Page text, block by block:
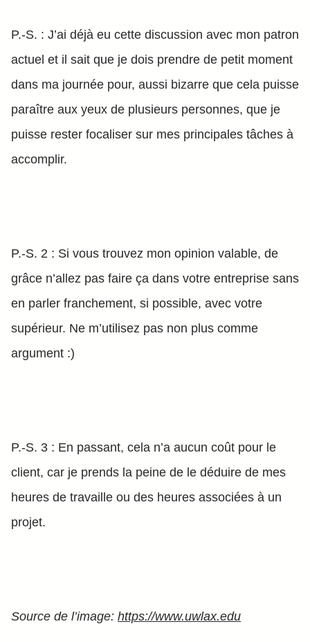
P.-S. : J’ai déjà eu cette discussion avec mon patron
actuel et il sait que je dois prendre de petit moment
dans ma journée pour, aussi bizarre que cela puisse
paraître aux yeux de plusieurs personnes, que je
puisse rester focaliser sur mes principales tâches à
accomplir.
P.-S. 2 : Si vous trouvez mon opinion valable, de
grâce n’allez pas faire ça dans votre entreprise sans
en parler franchement, si possible, avec votre
supérieur. Ne m’utilisez pas non plus comme
argument :)
P.-S. 3 : En passant, cela n’a aucun coût pour le
client, car je prends la peine de le déduire de mes
heures de travaille ou des heures associées à un
projet.
Source de l’image: https://www.uwlax.edu